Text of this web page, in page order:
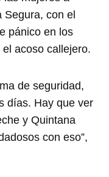
con el
pánico en los
acoso callejero.
de seguridad,
días. Hay que ver
y Quintana
con eso”,